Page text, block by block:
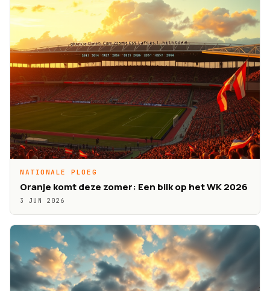
NATIONALE PLOEG
Oranje komt deze zomer: Een blik op het WK 2026
3 JUN 2026